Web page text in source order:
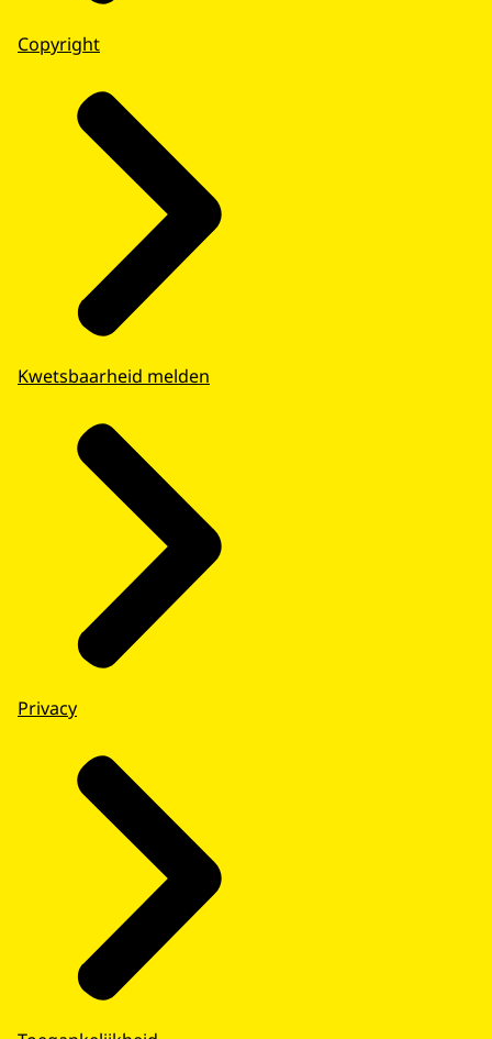
Copyright
Kwetsbaarheid melden
Privacy